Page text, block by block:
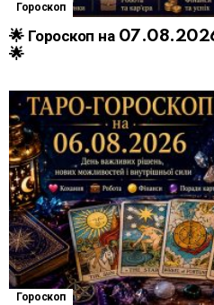
Гороскоп
🌟 Гороскоп на 07.08.2026
🌟
Гороскоп